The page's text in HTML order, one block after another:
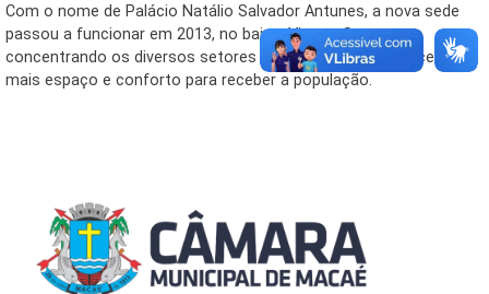
Com o nome de Palácio Natálio Salvador Antunes, a nova sede
passou a funcionar em 2013, no bairro Virgem Santa,
concentrando os diversos setores do Legislativo e oferecendo
mais espaço e conforto para receber a população.